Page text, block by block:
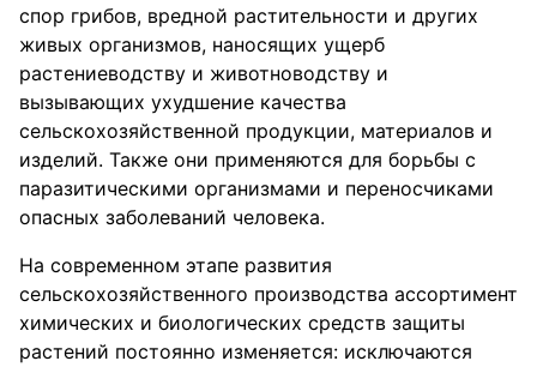
спор грибов, вредной растительности и других
живых организмов, наносящих ущерб
растениеводству и животноводству и
вызывающих ухудшение качества
сельскохозяйственной продукции, материалов и
изделий. Также они применяются для борьбы с
паразитическими организмами и переносчиками
опасных заболеваний человека.
На современном этапе развития
сельскохозяйственного производства ассортимент
химических и биологических средств защиты
растений постоянно изменяется: исключаются